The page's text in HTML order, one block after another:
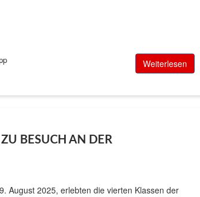
Weiterlesen
BESUCH AN DER
August 2025, erlebten die vierten Klassen der